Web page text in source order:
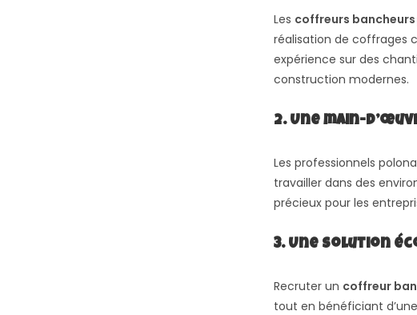
Les coffreurs
réalisation de coffrages
expérience sur des
construction modernes.
2. Une main-
Les professionnels
travailler dans des
précieux pour les
3. Une solution
Recruter un coffreur
tout en bénéficiant